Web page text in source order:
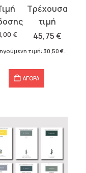
€
€.
45,75€
τιμή: 30,50 €.
ΑΓΟΡΑ